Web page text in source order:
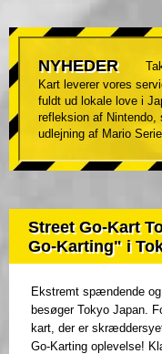
NYHEDER
Kart leverer vores
fuldt ud lokale love i
refleksion af
udlejning af Mario
Street Go-Kart
Go-Karting" i
Ekstremt spændende
besøger Tokyo Japan.
kart, der er
Go-Karting oplevelse!